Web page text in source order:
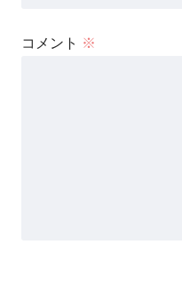
コメント ※